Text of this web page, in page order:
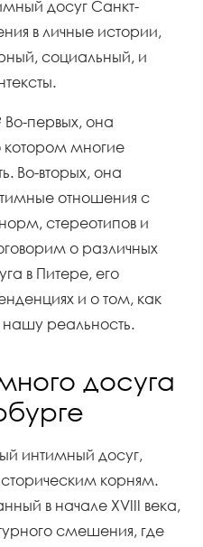
досуг Санкт-
в личные истории,
социальный, и
первых, она
котором многие
Во-вторых, она
отношения с
стереотипов и
о различных
в Питере, его
и о том, как
реальность.
досуга
интимный досуг,
корням.
в начале XVIII века,
смешения, где